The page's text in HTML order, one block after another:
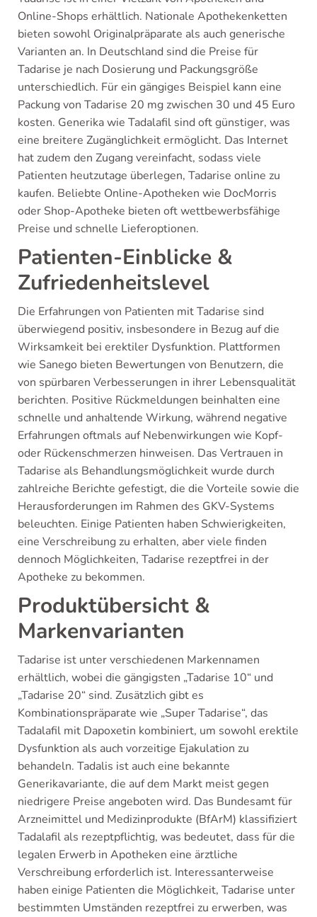
Online-Shops erhältlich. Nationale Apothekenketten
bieten sowohl Originalpräparate als auch generische
Varianten an. In Deutschland sind die Preise für
Tadarise je nach Dosierung und Packungsgröße
unterschiedlich. Für ein gängiges Beispiel kann eine
Packung von Tadarise 20 mg zwischen 30 und 45 Euro
kosten. Generika wie Tadalafil sind oft günstiger, was
eine breitere Zugänglichkeit ermöglicht. Das Internet
hat zudem den Zugang vereinfacht, sodass viele
Patienten heutzutage überlegen, Tadarise online zu
kaufen. Beliebte Online-Apotheken wie DocMorris
oder Shop-Apotheke bieten oft wettbewerbsfähige
Preise und schnelle Lieferoptionen.
Patienten-Einblicke &
Zufriedenheitslevel
Die Erfahrungen von Patienten mit Tadarise sind
überwiegend positiv, insbesondere in Bezug auf die
Wirksamkeit bei erektiler Dysfunktion. Plattformen
wie Sanego bieten Bewertungen von Benutzern, die
von spürbaren Verbesserungen in ihrer Lebensqualität
berichten. Positive Rückmeldungen beinhalten eine
schnelle und anhaltende Wirkung, während negative
Erfahrungen oftmals auf Nebenwirkungen wie Kopf-
oder Rückenschmerzen hinweisen. Das Vertrauen in
Tadarise als Behandlungsmöglichkeit wurde durch
zahlreiche Berichte gefestigt, die die Vorteile sowie die
Herausforderungen im Rahmen des GKV-Systems
beleuchten. Einige Patienten haben Schwierigkeiten,
eine Verschreibung zu erhalten, aber viele finden
dennoch Möglichkeiten, Tadarise rezeptfrei in der
Apotheke zu bekommen.
Produktübersicht &
Markenvarianten
Tadarise ist unter verschiedenen Markennamen
erhältlich, wobei die gängigsten „Tadarise 10“ und
„Tadarise 20“ sind. Zusätzlich gibt es
Kombinationspräparate wie „Super Tadarise“, das
Tadalafil mit Dapoxetin kombiniert, um sowohl erektile
Dysfunktion als auch vorzeitige Ejakulation zu
behandeln. Tadalis ist auch eine bekannte
Generikavariante, die auf dem Markt meist gegen
niedrigere Preise angeboten wird. Das Bundesamt für
Arzneimittel und Medizinprodukte (BfArM) klassifiziert
Tadalafil als rezeptpflichtig, was bedeutet, dass für die
legalen Erwerb in Apotheken eine ärztliche
Verschreibung erforderlich ist. Interessanterweise
haben einige Patienten die Möglichkeit, Tadarise unter
bestimmten Umständen rezeptfrei zu erwerben, was